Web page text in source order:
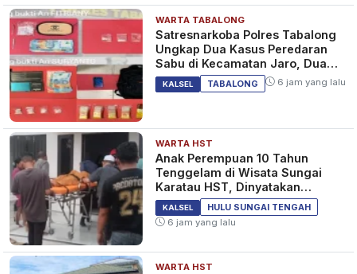
WARTA TABALONG
Satresnarkoba Polres Tabalong
Ungkap Dua Kasus Peredaran
Sabu di Kecamatan Jaro, Dua
Pelaku Diamankan
KALSEL TABALONG 6 jam yang lalu
WARTA HST
Anak Perempuan 10 Tahun
Tenggelam di Wisata Sungai
Karatau HST, Dinyatakan
Meninggal Dunia
KALSEL
HULU SUNGAI TENGAH
6 jam yang lalu
WARTA HST